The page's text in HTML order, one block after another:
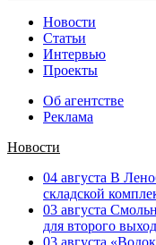
Новости
Статьи
Интервью
Проекты
Об агентстве
Реклама
Новости
04 августа В
складской
03 августа
для второго
03 августа